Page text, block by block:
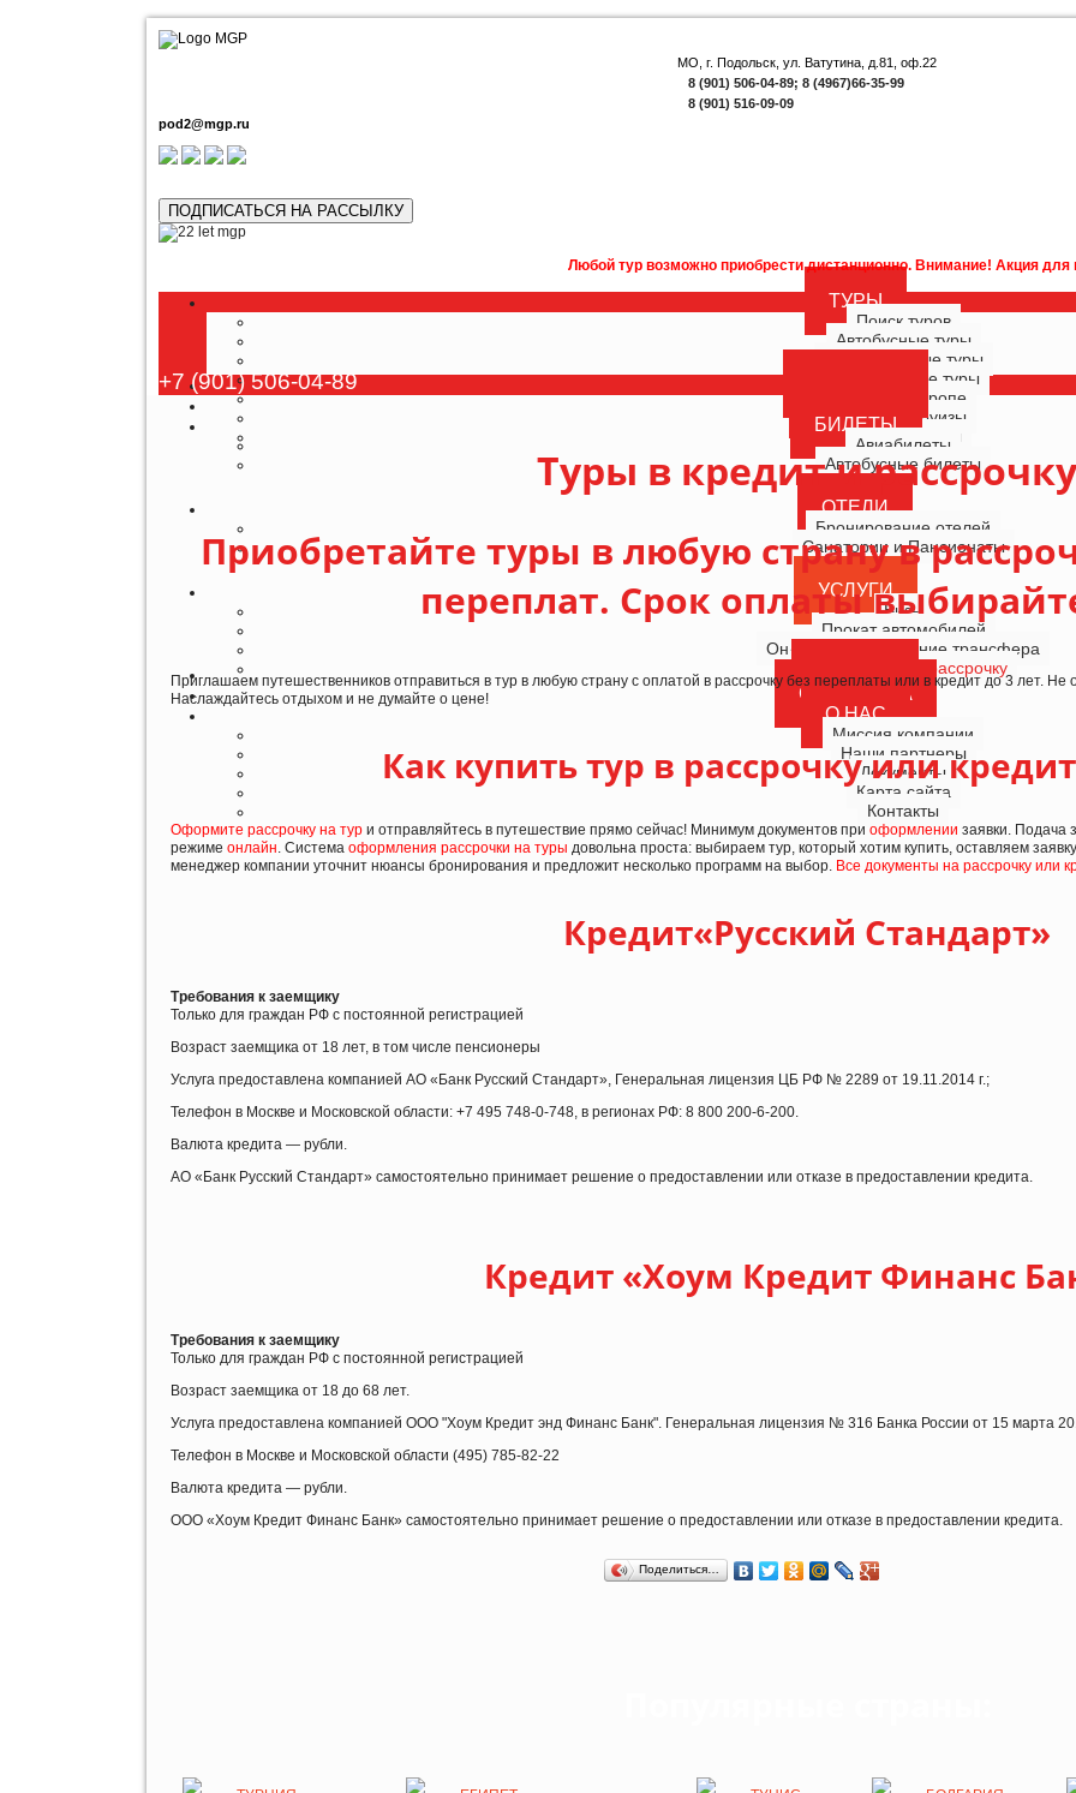
МО, г. Подольск, ул. Ватутина, д.81, оф.22
8 (901) 506-04-89; 8 (4967)66-35-99
8 (901) 516-09-09
pod2@mgp.ru
ПОДПИСАТЬСЯ НА РАССЫЛКУ
Любой тур возможно приобрести дистанционно. Внимание! Акция для наших
ТУРЫ
Поиск туров
Автобусные туры
Многодневные туры
Однодневные туры
Туры по Европе
Морские круизы
Речные круизы
БИЛЕТЫ
Авиабилеты
Автобусные билеты
ОТЕЛИ
Бронирование отелей
Санатории и Пансионаты
УСЛУГИ
Визы
Прокат автомобилей
Онлайн-бронирование трансфера
Туры в кредит и рассрочку
КРУИЗЫ
СТРАХОВКА
О НАС
Миссия компании
Наши партнеры
Документы
Карта сайта
Контакты
+7 (901) 506-04-89
Туры в кредит и рассрочку
Приобретайте туры в любую страну в
переплат. Срок оплаты
Приглашаем путешественников отправиться в тур в любую страну с оплатой в рассрочку без переплаты или в кредит до 3 лет.
Наслаждайтесь отдыхом и не думайте о цене!
Как купить тур в рассрочку или
Оформите рассрочку на тур и отправляйтесь в путешествие прямо сейчас! Минимум документов при оформлении заявки. Подача
режиме онлайн. Система оформления рассрочки на туры довольна проста: выбираем тур, который хотим купить, оставляем
менеджер компании уточнит нюансы бронирования и предложит несколько программ на выбор. Все документы на рассрочку
Кредит«Русский Стандарт»
Требования к заемщику
Только для граждан РФ с постоянной регистрацией
Возраст заемщика от 18 лет, в том числе пенсионеры
Услуга предоставлена компанией АО «Банк Русский Стандарт», Генеральная лицензия ЦБ РФ № 2289 от 19.11.2014 г.;
Телефон в Москве и Московской области: +7 495 748-0-748, в регионах РФ: 8 800 200-6-200.
Валюта кредита — рубли.
АО «Банк Русский Стандарт» самостоятельно принимает решение о предоставлении или отказе в предоставлении кредита.
Кредит «Хоум Кредит Финанс
Требования к заемщику
Только для граждан РФ с постоянной регистрацией
Возраст заемщика от 18 до 68 лет.
Услуга предоставлена компанией ООО "Хоум Кредит энд Финанс Банк". Генеральная лицензия № 316 Банка России от 15 марта
Телефон в Москве и Московской области (495) 785-82-22
Валюта кредита — рубли.
ООО «Хоум Кредит Финанс Банк» самостоятельно принимает решение о предоставлении или отказе в предоставлении кредита.
Поделиться…